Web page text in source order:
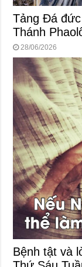
Tảng Đá
Thánh
28/06/2026
Bệnh tật và